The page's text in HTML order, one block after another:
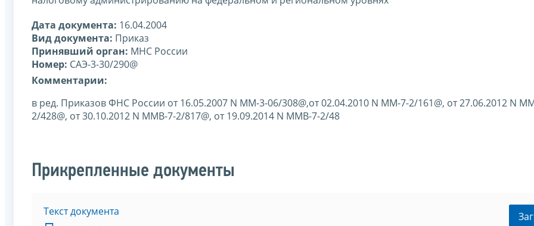
Дата документа: 16.04.2004
Вид документа: Приказ
Принявший орган: МНС России
Номер: САЭ-3-30/290@
Комментарии:
в ред. Приказов ФНС России от 16.05.2007 N ММ-3-06/308@,от 02.04.2010 N ММ-7-2/161@, от 27.06.2012 N
2/428@, от 30.10.2012 N ММВ-7-2/817@, от 19.09.2014 N ММВ-7-2/48
Прикрепленные документы
Текст документа